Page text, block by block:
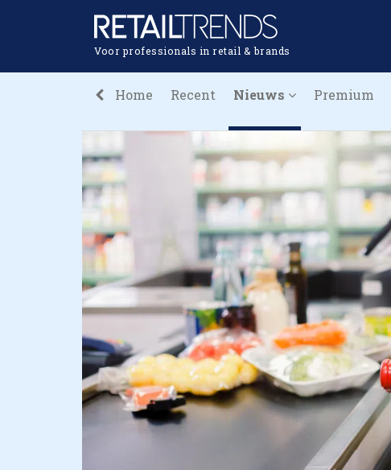
Voor professionals in retail & brands
Home Recent Nieuws Premium